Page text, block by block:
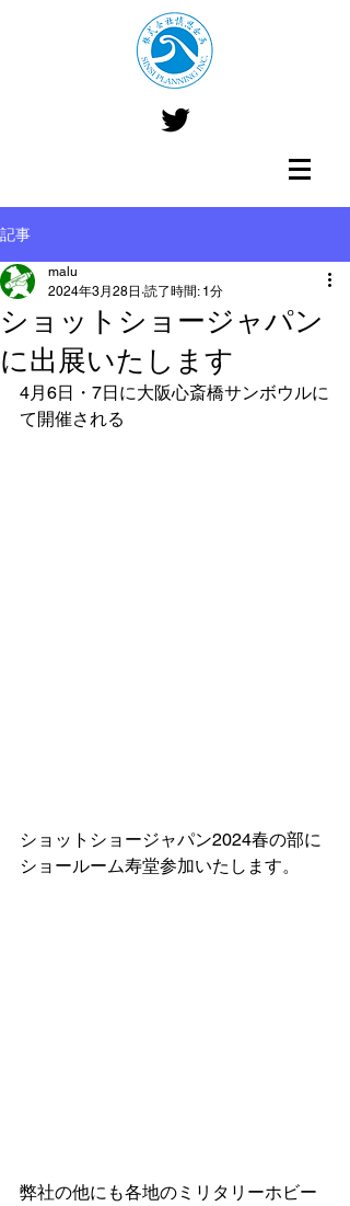
記事
ショットショージャパン
に出展いたします
malu
2024年3月28日 読了時間: 1分
4月6日・7日に大阪心斎橋サンボウルに
て開催される
ショットショージャパン2024春の部に
ショールーム寿堂参加いたします。
弊社の他にも各地のミリタリーホビー